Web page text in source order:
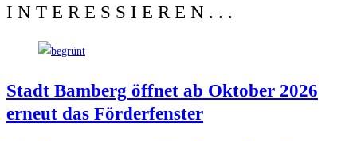
INTERESSIEREN...
Stadt Bam­berg öff­net ab Okto­ber 2026
erneut das Förderfenster